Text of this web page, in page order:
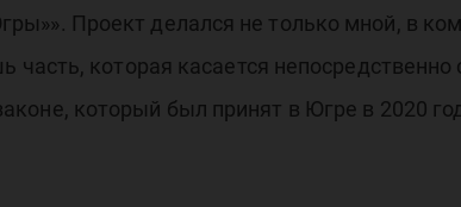
Проект делался не только мной, в
часть, которая касается
который был принят в Югре в 2020